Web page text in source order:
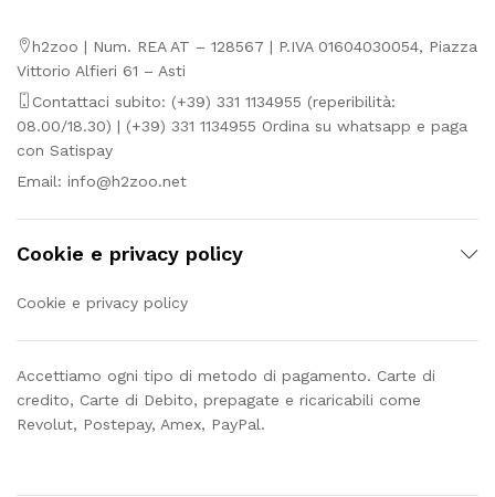
h2zoo | Num. REA AT – 128567 | P.IVA 01604030054, Piazza
Vittorio Alfieri 61 – Asti
Contattaci subito: (+39) 331 1134955 (reperibilità:
08.00/18.30) | (+39) 331 1134955 Ordina su whatsapp e paga
con Satispay
Email: info@h2zoo.net
Cookie e privacy policy
Cookie e privacy policy
Accettiamo ogni tipo di metodo di pagamento. Carte di
credito, Carte di Debito, prepagate e ricaricabili come
Revolut, Postepay, Amex, PayPal.